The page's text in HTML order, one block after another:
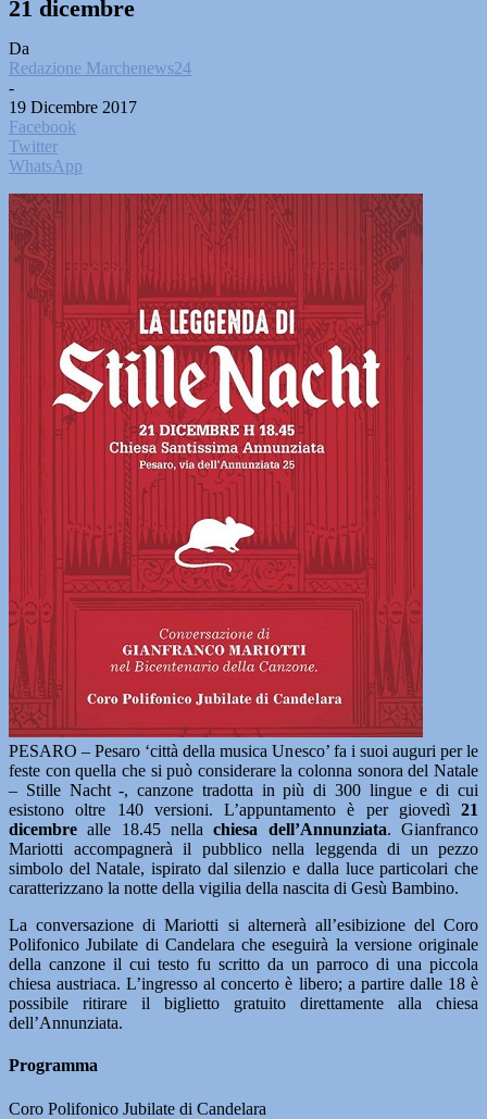
21 dicembre
Da
Redazione Marchenews24
-
19 Dicembre 2017
Facebook
Twitter
WhatsApp
PESARO – Pesaro ‘città della musica Unesco’ fa i suoi auguri per le
feste con quella che si può considerare la colonna sonora del Natale
– Stille Nacht -, canzone tradotta in più di 300 lingue e di cui
esistono oltre 140 versioni. L’appuntamento è per giovedì 21
dicembre alle 18.45 nellachiesa dell’Annunziata. Gianfranco
Mariotti accompagnerà il pubblico nella leggenda di un pezzo
simbolo del Natale, ispirato dal silenzio e dalla luce particolari che
caratterizzano la notte della vigilia della nascita di Gesù Bambino.
La conversazione di Mariotti si alternerà all’esibizione del Coro
Polifonico Jubilate di Candelara che eseguirà la versione originale
della canzone il cui testo fu scritto da un parroco di una piccola
chiesa austriaca. L’ingresso al concerto è libero; a partire dalle 18 è
possibile ritirare il biglietto gratuito direttamente alla chiesa
dell’Annunziata.
Programma
Coro Polifonico Jubilate di Candelara